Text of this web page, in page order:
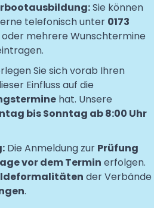
Sie können
telefonisch unter 0173
mehrere Wunschtermine
Sie sich vorab Ihren
Einfluss auf die
hat. Unsere
bis Sonntag ab 8:00 Uhr
Die Anmeldung zur Prüfung
vor dem Termin erfolgen.
der Verbände
.